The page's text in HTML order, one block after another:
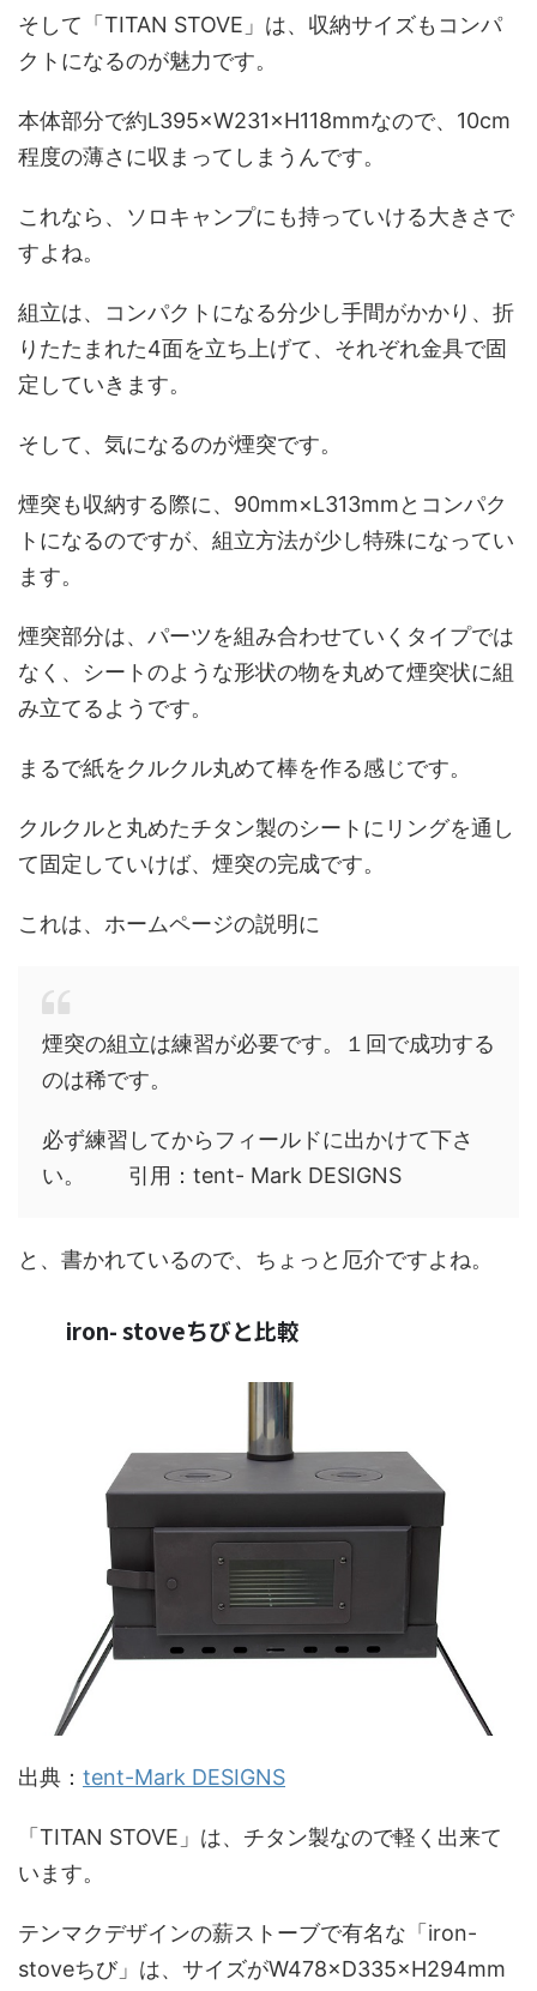
そして「TITAN STOVE」は、収納サイズもコンパ
クトになるのが魅力です。
本体部分で約L395×W231×H118mmなので、10cm
程度の薄さに収まってしまうんです。
これなら、ソロキャンプにも持っていける大きさで
すよね。
組立は、コンパクトになる分少し手間がかかり、折
りたたまれた4面を立ち上げて、それぞれ金具で固
定していきます。
そして、気になるのが煙突です。
煙突も収納する際に、90mm×L313mmとコンパク
トになるのですが、組立方法が少し特殊になってい
ます。
煙突部分は、パーツを組み合わせていくタイプでは
なく、シートのような形状の物を丸めて煙突状に組
み立てるようです。
まるで紙をクルクル丸めて棒を作る感じです。
クルクルと丸めたチタン製のシートにリングを通し
て固定していけば、煙突の完成です。
これは、ホームページの説明に
煙突の組立は練習が必要です。１回で成功する
のは稀です。
必ず練習してからフィールドに出かけて下さ
い。 引用：tent- Mark DESIGNS
と、書かれているので、ちょっと厄介ですよね。
iron- stoveちびと比較
出典： tent-Mark DESIGNS
「TITAN STOVE」は、チタン製なので軽く出来て
います。
テンマクデザインの薪ストーブで有名な「iron-
stoveちび」は、サイズがW478×D335×H294mm